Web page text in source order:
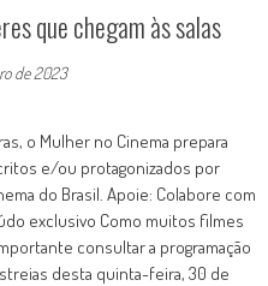
que chegam às salas
de 2023
o Mulher no Cinema prepara
e/ou protagonizados por
do Brasil. Apoie: Colabore com
exclusivo Como muitos filmes
consultar a programação
desta quinta-feira, 30 de